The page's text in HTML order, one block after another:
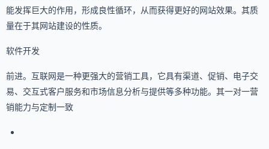
能发挥巨大的作用，形成良性循环，从而获得更好的网站效果。其质
量在于其网站建设的性质。
软件开发
前进。互联网是一种更强大的营销工具，它具有渠道、促销、电子交
易、交互式客户服务和市场信息分析与提供等多种功能。其一对一营
销能力与定制一致